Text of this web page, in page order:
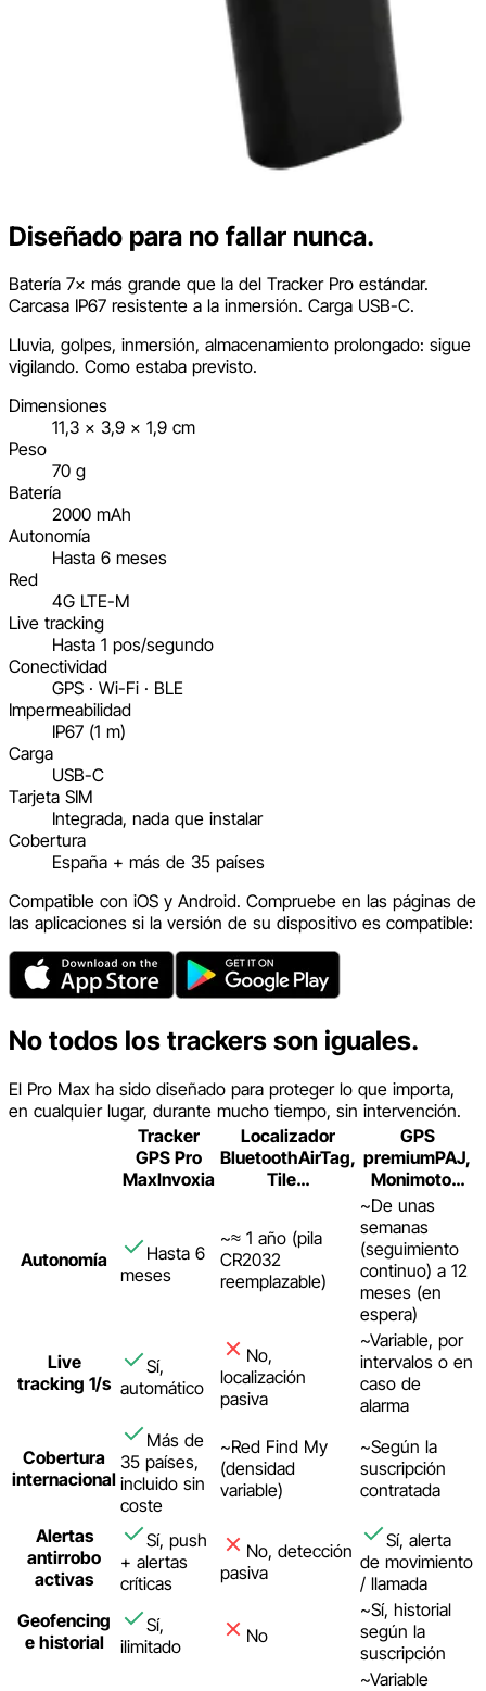
Diseñado para no fallar nunca.
Batería 7× más grande que la del Tracker Pro estándar.
Carcasa IP67 resistente a la inmersión. Carga USB-C.
Lluvia, golpes, inmersión, almacenamiento prolongado: sigue
vigilando. Como estaba previsto.
Dimensiones
11,3 × 3,9 × 1,9 cm
Peso
70 g
Batería
2000 mAh
Autonomía
Hasta 6 meses
Red
4G LTE-M
Live tracking
Hasta 1 pos/segundo
Conectividad
GPS · Wi-Fi · BLE
Impermeabilidad
IP67 (1 m)
Carga
USB-C
Tarjeta SIM
Integrada, nada que instalar
Cobertura
España + más de 35 países
Compatible con iOS y Android. Compruebe en las páginas de
las aplicaciones si la versión de su dispositivo es compatible:
No todos los trackers son iguales.
El Pro Max ha sido diseñado para proteger lo que importa,
en cualquier lugar, durante mucho tiempo, sin intervención.
Tracker
GPS Pro
MaxInvoxia
Localizador
BluetoothAirTag,
Tile…
GPS
premiumPAJ,
Monimoto…
Autonomía
Hasta 6
meses
~≈ 1 año (pila
CR2032
reemplazable)
~De unas
semanas
(seguimiento
continuo) a 12
meses (en
espera)
Live
tracking 1/s
Sí,
automático
No,
localización
pasiva
~Variable, por
intervalos o en
caso de
alarma
Cobertura
internacional
Más de
35 países,
incluido sin
coste
~Red Find My
(densidad
variable)
~Según la
suscripción
contratada
Alertas
antirrobo
activas
Sí, push
+ alertas
críticas
No, detección
pasiva
Sí, alerta
de movimiento
/ llamada
Geofencing
e historial
Sí,
ilimitado
No
~Sí, historial
según la
suscripción
~Variable